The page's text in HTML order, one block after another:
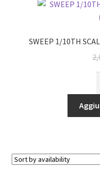
SWEEP 1/10TH